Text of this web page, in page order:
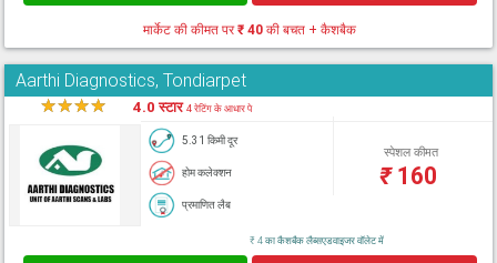
मार्केट की कीमत पर₹ 40 की बचत + कैशबैक
Aarthi Diagnostics, Tondiarpet
★★★★ 4.0 स्टार4 रेटिंग के आधार पे
5.31 किमी दूर
होम कलेक्शन
प्रमाणित लैब
स्पेशल कीमत
₹160
₹ 4 का कैशबैक लैब्सएडवाइजर वॉलेट में